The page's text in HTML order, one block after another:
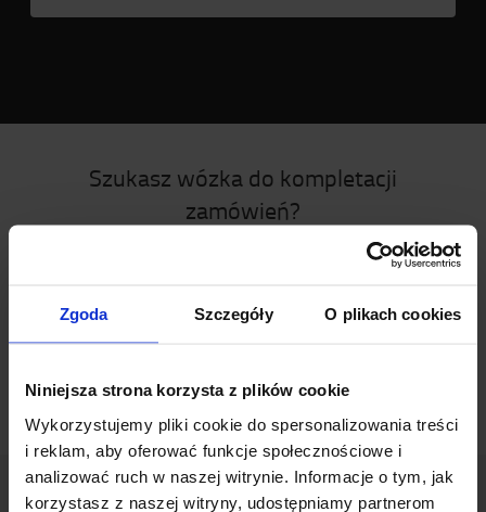
Zgoda Szczegóły O plikach cookies
Niniejsza strona korzysta z plików cookie
Wykorzystujemy pliki cookie do spersonalizowania treści
i reklam, aby oferować funkcje społecznościowe i
analizować ruch w naszej witrynie. Informacje o tym, jak
korzystasz z naszej witryny, udostępniamy partnerom
Szukasz wózka do kompletacji
zamówień?
Sprawdź nasz sklep internetowy lub przejrzyj
WÓZKI DO KOMPLETACJI
BIBLIOTEKA